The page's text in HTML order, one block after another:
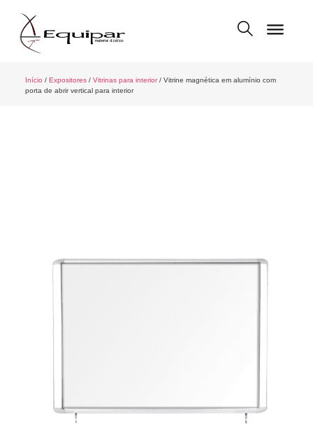
Início / Expositores/ Vitrinas para interior/ Vitrine magnética em alumínio com
porta de abrir vertical para interior